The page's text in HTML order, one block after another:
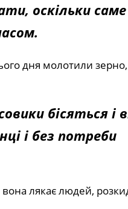
оскільки саме
дня молотили
бісяться і
і без потреби
лякає людей,